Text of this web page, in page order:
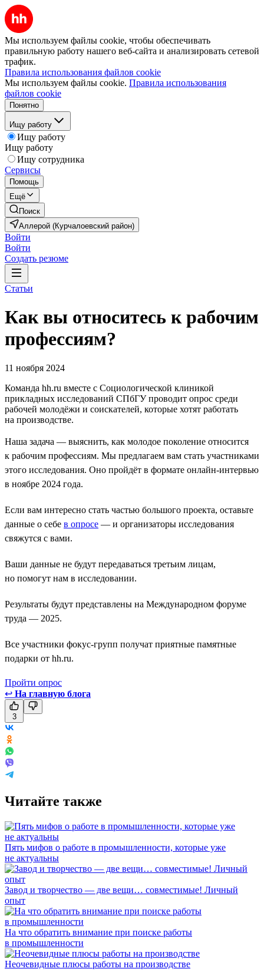
Мы используем файлы cookie, чтобы обеспечивать
правильную работу нашего веб-сайта и анализировать сетевой
трафик.
Правила использования файлов cookie
Мы используем файлы cookie. Правила использования
файлов cookie
Понятно
Ищу работу
Ищу работу
Ищу работу
Ищу сотрудника
Сервисы
Помощь
Ещё
Поиск
Аллерой (Курчалоевский район)
Войти
Войти
Создать резюме
Статьи
Как вы относитесь к рабочим
профессиям?
11 ноября 2024
Команда hh.ru вместе с Социологической клиникой
прикладных исследований СПбГУ проводит опрос среди
рабочей молодёжи и соискателей, которые хотят работать
на производстве.
Наша задача — выяснить, как молодое поколение относится
к рабочим профессиям. Мы предлагаем вам стать участниками
этого исследования. Оно пройдёт в формате онлайн-интервью
в ноябре 2024 года.
Если вам интересно стать частью большого проекта, оставьте
данные о себе в опросе — и организаторы исследования
свяжутся с вами.
Ваши данные не будут передаваться третьим лицам,
но помогут нам в исследовании.
Результаты будут представлены на Международном форуме
труда — 2025.
Все участники фокус-групп получат приятные памятные
подарки от hh.ru.
Пройти опрос
↩ На главную блога
3
Читайте также
Пять мифов о работе в промышленности, которые уже
не актуальны
Завод и творчество — две вещи… совместимые! Личный
опыт
На что обратить внимание при поиске работы
в промышленности
Неочевидные плюсы работы на производстве